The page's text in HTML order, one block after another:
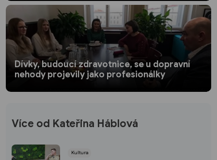
Dívky, budoucí zdravotnice, se u dopravní
nehody projevily jako profesionálky
Více od Kateřina Háblová
Kultura